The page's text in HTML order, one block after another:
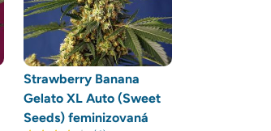
Strawberry Banana
Gelato XL Auto (Sweet
Seeds) feminizovaná